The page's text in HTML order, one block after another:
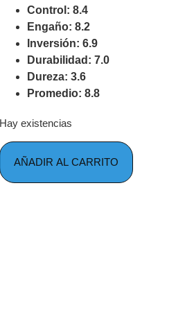
Control: 8.4
Engaño: 8.2
Inversión: 6.9
Durabilidad: 7.0
Dureza: 3.6
Promedio: 8.8
Hay existencias
AÑADIR AL CARRITO